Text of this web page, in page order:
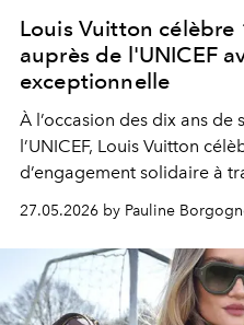
Louis Vuitton célèbre
auprès de l'UNICEF
exceptionnelle
À l’occasion des dix ans
l’UNICEF, Louis Vuitton
d’engagement solidaire à
dont la vente aux enchères
Vuitton Unity Time Object
l’organisation.
27.05.2026 by Pauline